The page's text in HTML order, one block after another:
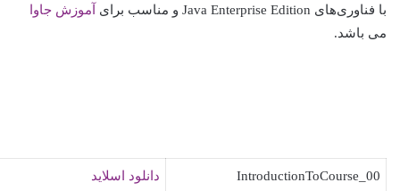
با فناوری‌های Java Enterprise Edition و مناسب برای
آموزش جاوا
می باشد.
00_IntroductionToCourse دانلود اسلاید